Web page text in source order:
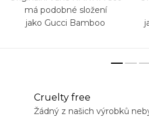
má podobné složení
jako Gucci Bamboo
Cruelty free
Žádný z našich výrobků